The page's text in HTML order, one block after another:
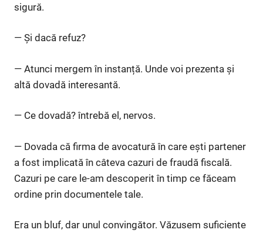
sigură.
— Și dacă refuz?
— Atunci mergem în instanță. Unde voi prezenta și
altă dovadă interesantă.
— Ce dovadă? întrebă el, nervos.
— Dovada că firma de avocatură în care ești partener
a fost implicată în câteva cazuri de fraudă fiscală.
Cazuri pe care le-am descoperit în timp ce făceam
ordine prin documentele tale.
Era un bluf, dar unul convingător. Văzusem suficiente